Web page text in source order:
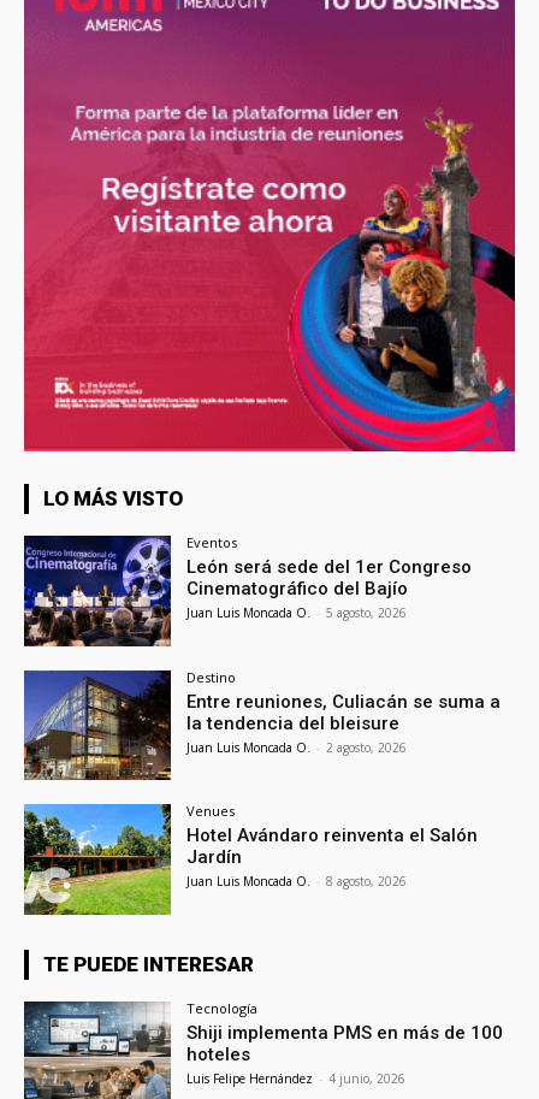
LO MÁS VISTO
Eventos
León será sede del 1er Congreso
Cinematográfico del Bajío
Juan Luis Moncada O. - 5 agosto, 2026
Destino
Entre reuniones, Culiacán se suma a
la tendencia del bleisure
Juan Luis Moncada O. - 2 agosto, 2026
Venues
Hotel Avándaro reinventa el Salón
Jardín
Juan Luis Moncada O. - 8 agosto, 2026
TE PUEDE INTERESAR
Tecnología
Shiji implementa PMS en más de 100
hoteles
Luis Felipe Hernández - 4 junio, 2026